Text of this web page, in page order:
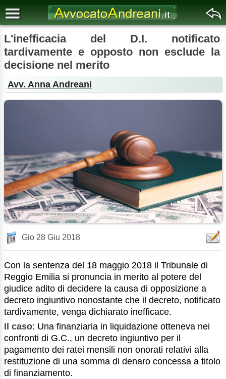
L'inefficacia del D.I. notificato
tardivamente e opposto non esclude la
decisione nel merito
Avv. Anna Andreani
Gio 28 Giu 2018
Con la sentenza del 18 maggio 2018 il Tribunale di
Reggio Emilia si pronuncia in merito al potere del
giudice adito di decidere la causa di opposizione a
decreto ingiuntivo nonostante che il decreto, notificato
tardivamente, venga dichiarato inefficace.
Il caso: Una finanziaria in liquidazione otteneva nei
confronti di G.C., un decreto ingiuntivo per il
pagamento dei ratei mensili non onorati relativi alla
restituzione di una somma di denaro concessa a titolo
di finanziamento.